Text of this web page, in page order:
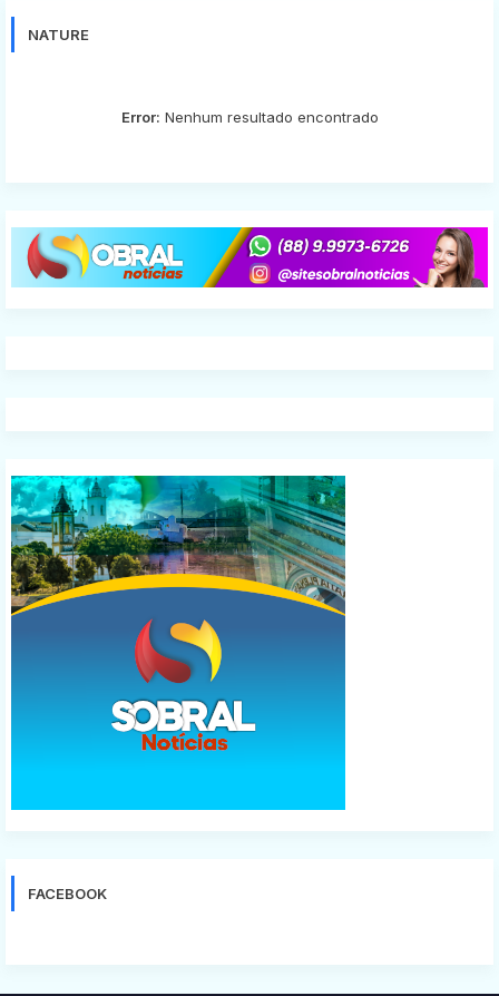
NATURE
Error: Nenhum resultado encontrado
FACEBOOK